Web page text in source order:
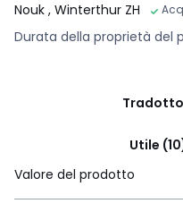
Nouk , Winterthur ZH
Durata della proprietà del
Utile
Valore del prodotto